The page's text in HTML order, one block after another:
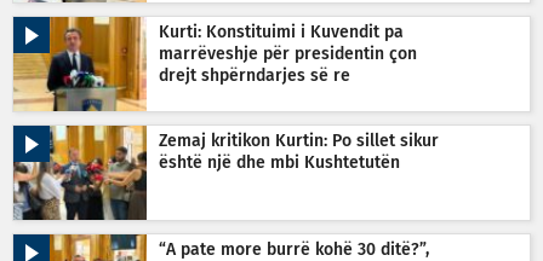
Kurti: Konstituimi i Kuvendit pa
marrëveshje për presidentin çon
drejt shpërndarjes së re
Zemaj kritikon Kurtin: Po sillet sikur
është një dhe mbi Kushtetutën
“A pate more burrë kohë 30 ditë?”,